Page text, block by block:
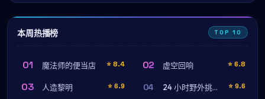
本周热播榜 TOP 10
01 魔法师的便当店 ⭐ 8.4 02 虚空回响 ⭐ 6.8
03 人造黎明 ⭐ 6.9 04 24 小时野外挑战（蓝光珍藏版） ⭐ 9.6